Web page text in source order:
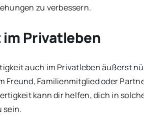
zu verbessern.
Privatleben
auch im Privatleben äußerst
Freund, Familienmitglied oder
kann dir helfen, dich in
sein.